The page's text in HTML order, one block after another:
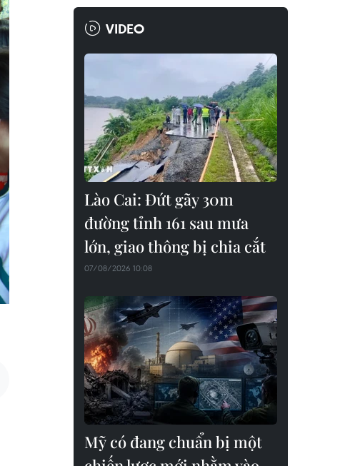
VIDEO
Lào Cai: Đứt gãy 30m
đường tỉnh 161 sau mưa
lớn, giao thông bị chia cắt
07/08/2026 10:08
Mỹ có đang chuẩn bị một